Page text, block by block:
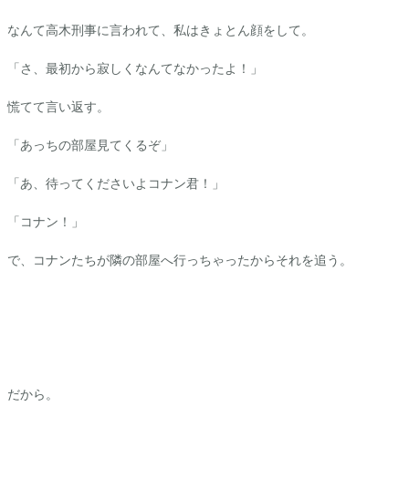
なんて高木刑事に言われて、私はきょとん顔をして。
「さ、最初から寂しくなんてなかったよ！」
慌てて言い返す。
「あっちの部屋見てくるぞ」
「あ、待ってくださいよコナン君！」
「コナン！」
で、コナンたちが隣の部屋へ行っちゃったからそれを追う。
だから。